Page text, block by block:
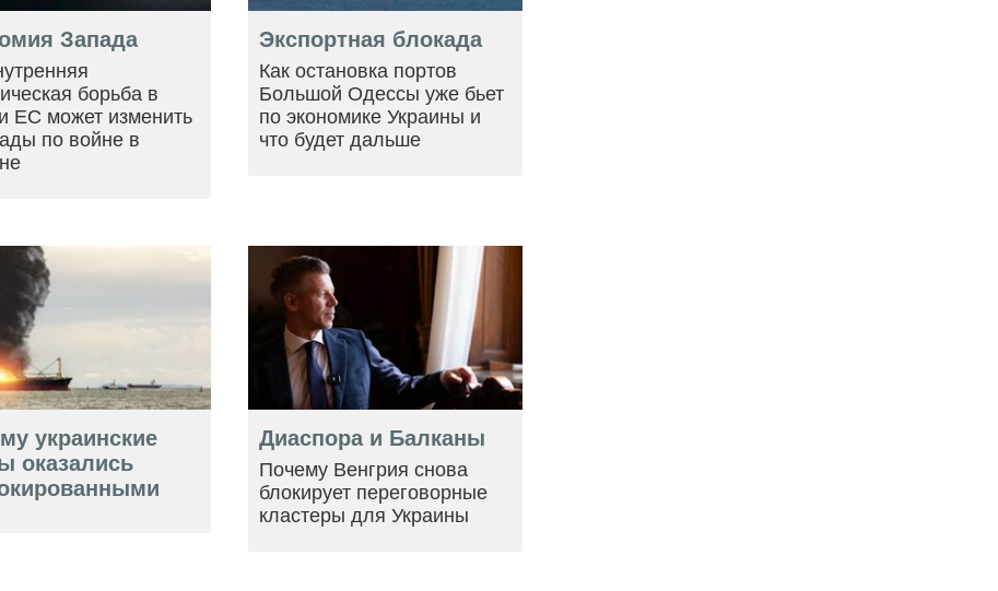
Запада
борьба в
ЕС может изменить
по войне в
Экспортная блокада
Как остановка портов
Большой Одессы уже бьет
по экономике Украины и
что будет дальше
украинские
оказались
Диаспора и Балканы
Почему Венгрия снова
блокирует переговорные
кластеры для Украины